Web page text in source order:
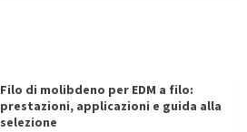
Filo di molibdeno per EDM a filo:
prestazioni, applicazioni e guida alla
selezione